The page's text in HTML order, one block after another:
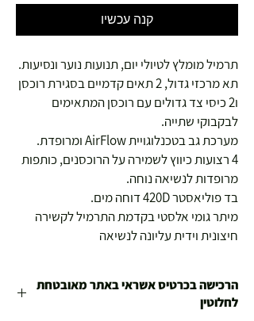
קנה עכשיו
תרמיל מומלץ לטיולי יום, תנועות נוער ונסיעות.
תא מרכזי גדול, 2 תאים קדמיים בסגירת רוכסן
ו2 כיסי צד גדולים עם רוכסן המתאימים
לבקבוקי שתייה.
מערכת גב בטכנלוגויית AirFlow ומרופדת.
4 רצועות כיווץ לשמירה על הרוכסנים, כותפות
מרופדות לנשיאה נוחה.
בד פוליאסטר 420D דוחה מים.
מיתר גומי אלסטי בקדמת התרמיל לקשירה
חיצונית וידית עליונה לנשיאה
הרכישה בכרטיס אשראי באתר מאובטחת
לחלוטין